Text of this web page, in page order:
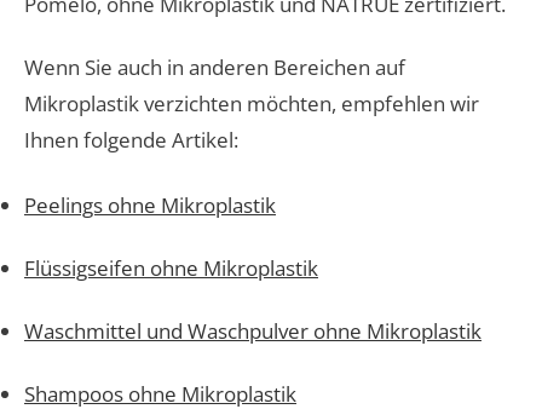
Wenn Sie auch in anderen Bereichen auf
Mikroplastik verzichten möchten, empfehlen wir
Ihnen folgende Artikel:
Peelings ohne Mikroplastik
Flüssigseifen ohne Mikroplastik
Waschmittel und Waschpulver ohne Mikroplastik
Shampoos ohne Mikroplastik